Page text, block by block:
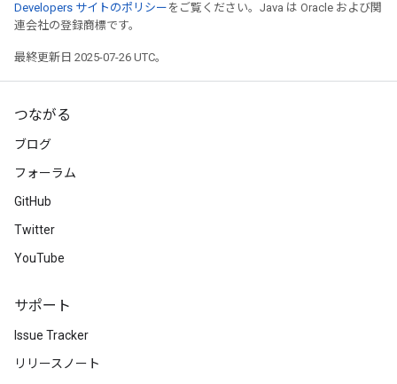
Developers サイトのポリシー をご覧ください。Java は Oracle および関
連会社の登録商標です。
最終更新日 2025-07-26 UTC。
つながる
ブログ
フォーラム
GitHub
Twitter
YouTube
サポート
Issue Tracker
リリースノート